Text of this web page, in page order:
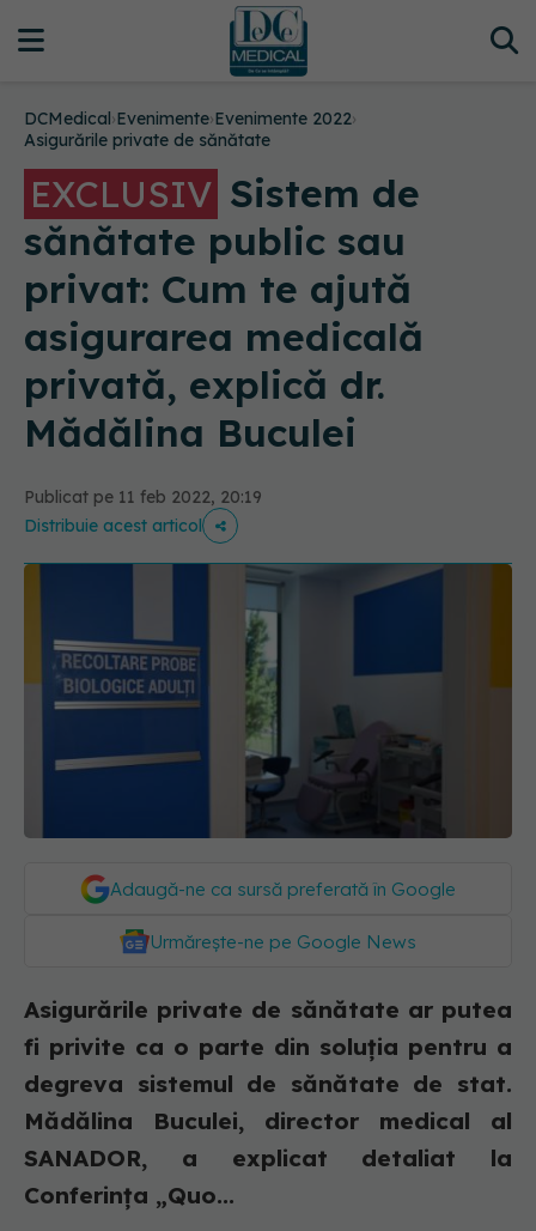
DCMedical›Evenimente›Evenimente 2022›
Asigurările private de sănătate
EXCLUSIV Sistem de
sănătate public sau
privat: Cum te ajută
asigurarea medicală
privată, explică dr.
Mădălina Buculei
Publicat pe 11 feb 2022, 20:19
Distribuie acest articol
Adaugă-ne ca sursă preferată în Google
Urmărește-ne pe Google News
Asigurările private de sănătate ar putea
fi privite ca o parte din soluția pentru a
degreva sistemul de sănătate de stat.
Mădălina Buculei, director medical al
SANADOR, a explicat detaliat la
Conferinţa „Quo...